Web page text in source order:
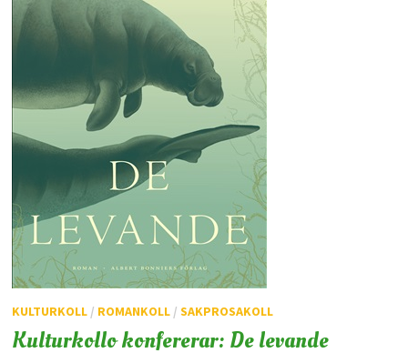
KULTURKOLL/ ROMANKOLL/ SAKPROSAKOLL
Kulturkollo konfererar: De levande